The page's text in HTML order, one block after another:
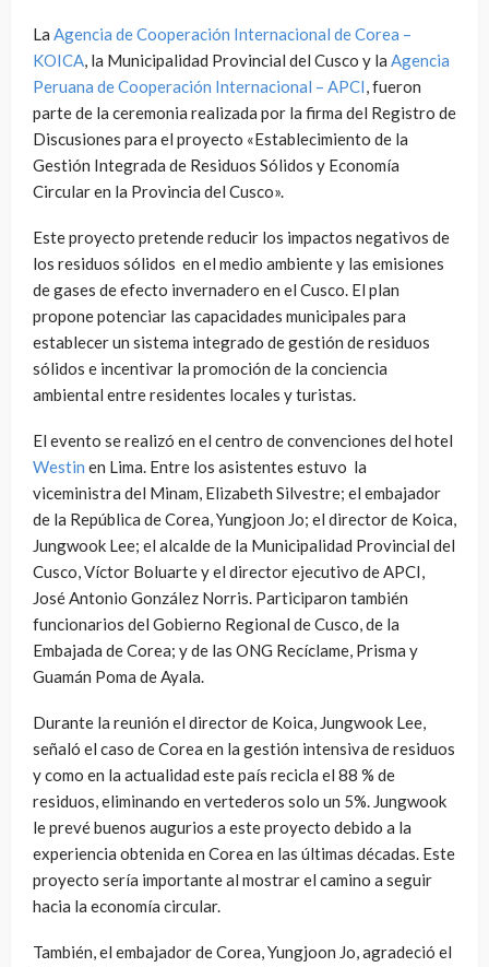
La Agencia de Cooperación Internacional de Corea –
KOICA, la Municipalidad Provincial del Cusco y la Agencia
Peruana de Cooperación Internacional – APCI, fueron
parte de la ceremonia realizada por la firma del Registro de
Discusiones para el proyecto «Establecimiento de la
Gestión Integrada de Residuos Sólidos y Economía
Circular en la Provincia del Cusco».
Este proyecto pretende reducir los impactos negativos de
los residuos sólidos en el medio ambiente y las emisiones
de gases de efecto invernadero en el Cusco. El plan
propone potenciar las capacidades municipales para
establecer un sistema integrado de gestión de residuos
sólidos e incentivar la promoción de la conciencia
ambiental entre residentes locales y turistas.
El evento se realizó en el centro de convenciones del hotel
Westin en Lima. Entre los asistentes estuvo la
viceministra del Minam, Elizabeth Silvestre; el embajador
de la República de Corea, Yungjoon Jo; el director de Koica,
Jungwook Lee; el alcalde de la Municipalidad Provincial del
Cusco, Víctor Boluarte y el director ejecutivo de APCI,
José Antonio González Norris. Participaron también
funcionarios del Gobierno Regional de Cusco, de la
Embajada de Corea; y de las ONG Recíclame, Prisma y
Guamán Poma de Ayala.
Durante la reunión el director de Koica, Jungwook Lee,
señaló el caso de Corea en la gestión intensiva de residuos
y como en la actualidad este país recicla el 88 % de
residuos, eliminando en vertederos solo un 5%. Jungwook
le prevé buenos augurios a este proyecto debido a la
experiencia obtenida en Corea en las últimas décadas. Este
proyecto sería importante al mostrar el camino a seguir
hacia la economía circular.
También, el embajador de Corea, Yungjoon Jo, agradeció el